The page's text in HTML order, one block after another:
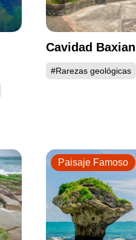
Cavidad Baxian
#Rarezas geológicas
Paisaje Famoso